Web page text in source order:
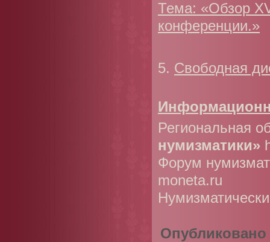
Тема: «Обзор
конференции.»
5. Свободная
Региональная
нумизматики»
Форум
moneta.ru
Опубликовано